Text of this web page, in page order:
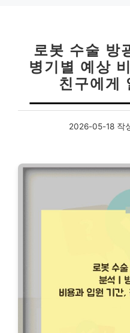
로봇 수술 방
병기별 예상
친구에게
2026-05-18 작